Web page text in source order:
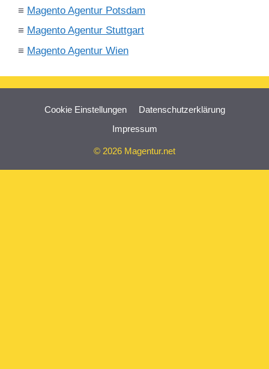
≡ Magento Agentur Potsdam
≡ Magento Agentur Stuttgart
≡ Magento Agentur Wien
Cookie Einstellungen
Datenschutzerklärung
Impressum
© 2026 Magentur.net